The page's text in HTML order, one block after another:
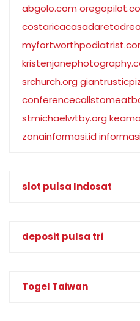
abgolo.com
srchurch.org
stmichaelwtby.org
zonainformasi.id
slot pulsa Indosat
deposit pulsa tri
Togel Taiwan